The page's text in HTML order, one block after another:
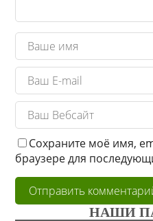
Сохраните моё имя,
браузере для
НАШИ